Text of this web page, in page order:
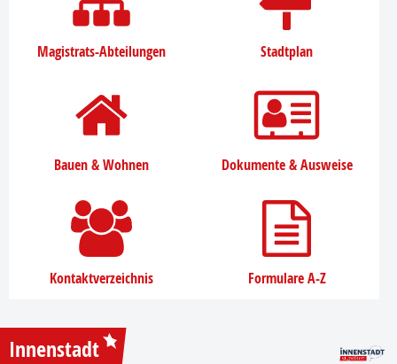
Magistrats-Abteilungen Stadtplan
Bauen & Wohnen Dokumente & Ausweise
Kontaktverzeichnis Formulare A-Z
Innenstadt